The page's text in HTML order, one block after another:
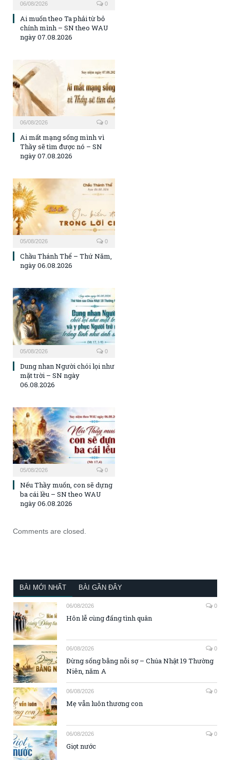
06/08/2026 0
Ai muốn theo Ta phải từ bỏ
chính mình – SN theo WAU
ngày 07.08.2026
06/08/2026 0
Ai mất mạng sống mình vì
Thầy sẽ tìm được nó – SN
ngày 07.08.2026
05/08/2026 0
Chầu Thánh Thể – Thứ Năm,
ngày 06.08.2026
05/08/2026 0
Dung nhan Người chói lọi như
mặt trời – SN ngày
06.08.2026
05/08/2026 0
Nếu Thầy muốn, con sẽ dựng
ba cái lều – SN theo WAU
ngày 06.08.2026
Comments are closed.
BÀI MỚI NHẤT BÀI GẦN ĐÂY
06/08/2026 0
Hôn lễ cùng đấng tình quân
06/08/2026 0
Đừng sống bằng nỗi sợ – Chúa Nhật 19 Thường
Niên, năm A
06/08/2026 0
Mẹ vẫn luôn thương con
06/08/2026 0
Giọt nước